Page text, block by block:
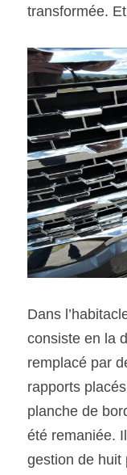
transformée.
Dans
consiste en la
remplacé par
rapports
planche de
été remaniée.
gestion de huit